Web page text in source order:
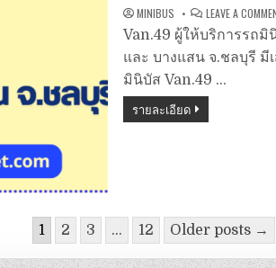
MINIBUS LEAVE A
Van.49 ผู้ให้บริการรถมิ
และ บางแสน จ.ชลบุรี มี
มินิบัส Van.49 …
รายละเอียด
1 2 3 … 12 Older posts →